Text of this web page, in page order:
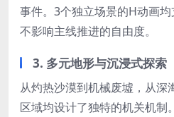
事件。3个独立场景的H动画
不影响主线推进的自由度。
3. ​ 多元地形与沉浸式探索
从灼热沙漠到机械废墟，从深
区域均设计了独特的机关机制